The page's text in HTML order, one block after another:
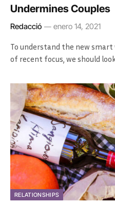
Undermines Couples
Redacció enero 14, 2021
To understand the new
of recent focus, we should look
RELATIONSHIPS